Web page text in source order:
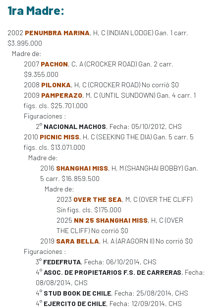
1ra Madre:
2002 PENUMBRA MARINA, H, C (INDIAN LODGE) Gan. 1 carr.
$3.995.000
Madre de:
2007 PACHON, C, A (CROCKER ROAD) Gan. 2 carr.
$9.355.000
2008 PILONKA, H, C (CROCKER ROAD) No corrió $0
2009 PAMPERAZO, M, C (UNTIL SUNDOWN) Gan. 4 carr. 1
figs. cls. $25.701.000
Figuraciones :
2° NACIONAL MACHOS, Fecha: 05/10/2012, CHS
2010 PICNIC MISS, H, C (SEEKING THE DIA) Gan. 5 carr. 5
figs. cls. $13.071.000
Madre de:
2016 SHANGHAI MISS, H, M (SHANGHAI BOBBY) Gan.
5 carr. $16.859.500
Madre de:
2023 OVER THE SEA, M, C (OVER THE CLIFF)
Sin figs. cls. $175.000
2025 NN 25 SHANGHAI MISS, H, C (OVER
THE CLIFF) No corrió $0
2019 SARA BELLA, H, A (ARAGORN II) No corrió $0
Figuraciones :
3° FEDEFRUTA, Fecha: 06/10/2014, CHS
4°ASOC. DE PROPIETARIOS F.S. DE CARRERAS, Fecha:
08/08/2014, CHS
4° STUD BOOK DE CHILE, Fecha: 25/08/2014, CHS
4° EJERCITO DE CHILE, Fecha: 12/09/2014, CHS